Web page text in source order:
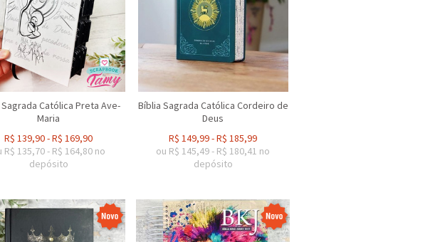
Católica Preta Ave-
Maria
R$ 139,90-R$ 169,90
R$ 135,70- R$ 164,80 no
depósito
Bíblia Sagrada Católica Cordeiro de
Deus
R$ 149,99-R$ 185,99
ou R$ 145,49- R$ 180,41 no
depósito